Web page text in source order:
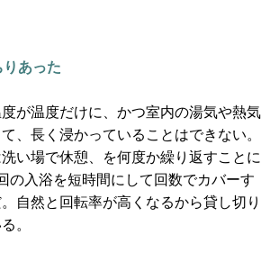
あった
が温度だけに、かつ室内の湯気や熱気
、長く浸かっていることはできない。
い場で休憩、を何度か繰り返すことに
の入浴を短時間にして回数でカバーす
自然と回転率が高くなるから貸し切り
。